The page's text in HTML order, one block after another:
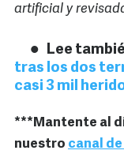
artificial y
Lee
tras los dos
casi 3 mil
***Mantente al
nuestro canal